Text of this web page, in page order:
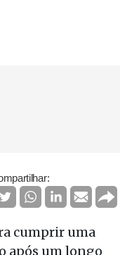
cumprir uma
após um longo